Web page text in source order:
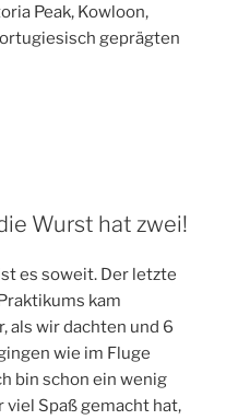
Peak, Kowloon,
geprägten
Wurst hat zwei!
es soweit. Der letzte
kam
als wir dachten und 6
wie im Fluge
bin schon ein wenig
Spaß gemacht hat,